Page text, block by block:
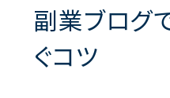
副業ブログ
ぐコツ